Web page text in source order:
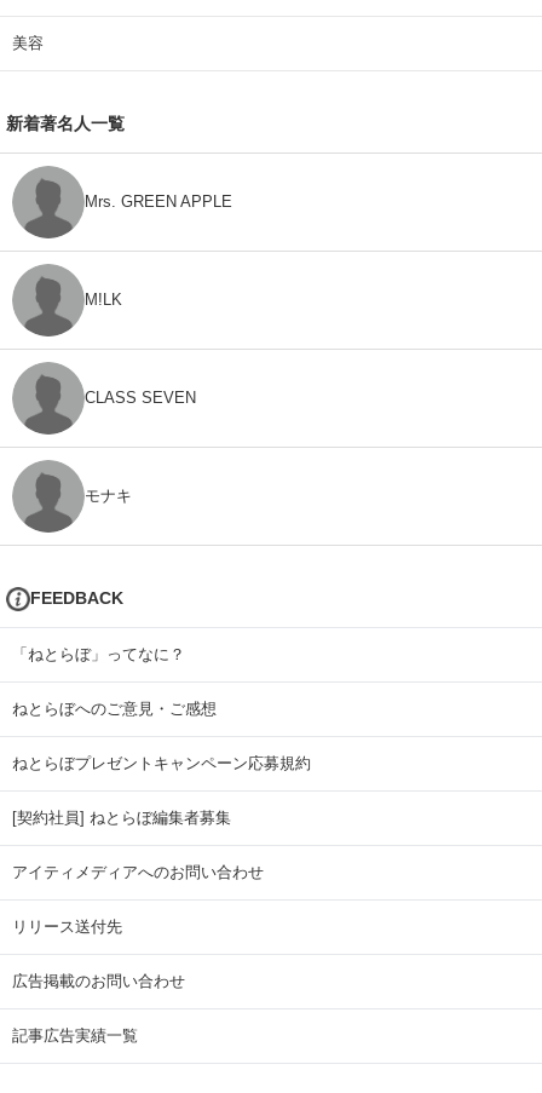
美容
新着著名人一覧
Mrs. GREEN APPLE
M!LK
CLASS SEVEN
モナキ
FEEDBACK
「ねとらぼ」ってなに？
ねとらぼへのご意見・ご感想
ねとらぼプレゼントキャンペーン応募規約
[契約社員] ねとらぼ編集者募集
アイティメディアへのお問い合わせ
リリース送付先
広告掲載のお問い合わせ
記事広告実績一覧